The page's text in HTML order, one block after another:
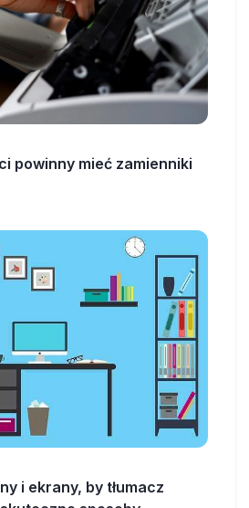
powinny mieć zamienniki
i ekrany, by tłumacz